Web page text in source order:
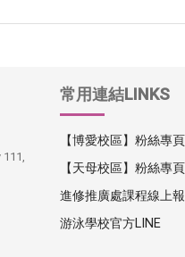
常用連結LINKS
【博愛校區】粉絲專頁
【天母校區】粉絲專頁
進修推廣處課程線上報
游泳學校官方LINE